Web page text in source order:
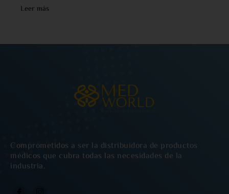
Leer más
Comprometidos a ser la distribuidora de productos
médicos que cubra todas las necesidades de la
industria.